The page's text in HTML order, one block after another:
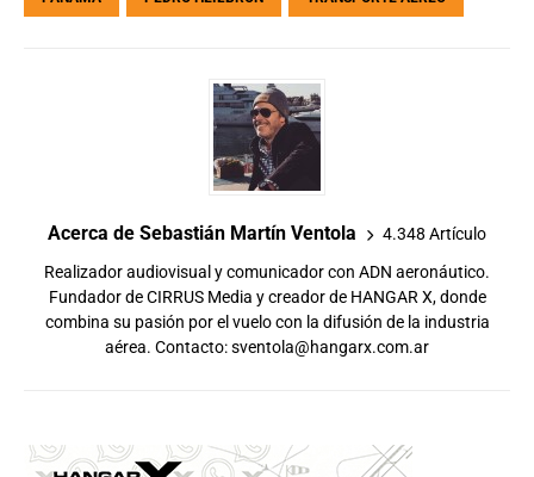
Acerca de Sebastián Martín Ventola 4.348 Artículo
Realizador audiovisual y comunicador con ADN aeronáutico.
Fundador de CIRRUS Media y creador de HANGAR X, donde
combina su pasión por el vuelo con la difusión de la industria
aérea. Contacto:sventola@hangarx.com.ar